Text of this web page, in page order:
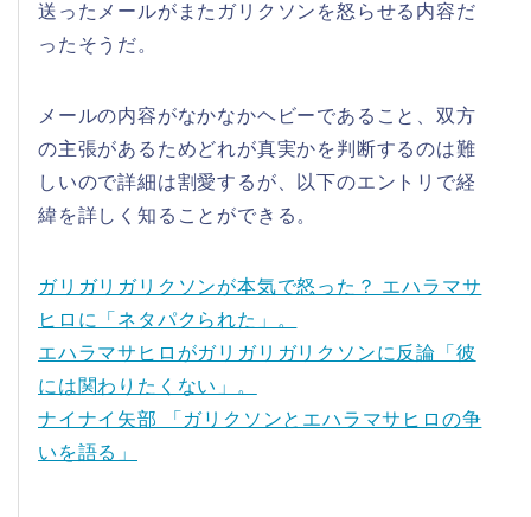
送ったメールがまたガリクソンを怒らせる内容だ
ったそうだ。
メールの内容がなかなかヘビーであること、双方
の主張があるためどれが真実かを判断するのは難
しいので詳細は割愛するが、以下のエントリで経
緯を詳しく知ることができる。
ガリガリガリクソンが本気で怒った？ エハラマサ
ヒロに「ネタパクられた」。
エハラマサヒロがガリガリガリクソンに反論「彼
には関わりたくない」。
ナイナイ矢部 「ガリクソンとエハラマサヒロの争
いを語る」